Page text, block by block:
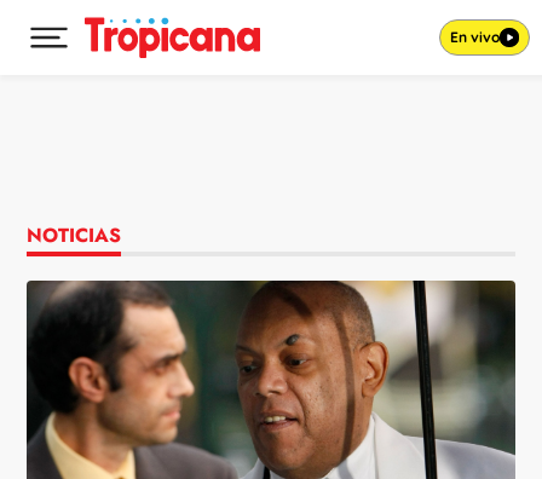
Desplegar menú principal En vivo
NOTICIAS